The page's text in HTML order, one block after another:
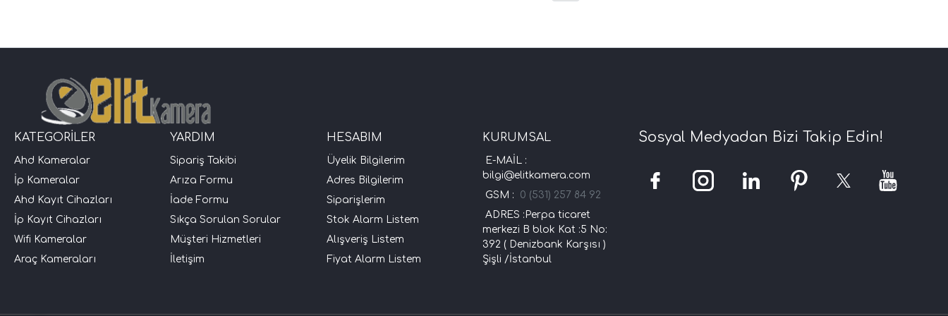
KATEGORİLER
Ahd Kameralar
İp Kameralar
Ahd Kayıt Cihazları
İp Kayıt Cihazları
Wifi Kameralar
Araç Kameraları
YARDIM
Sipariş Takibi
Arıza Formu
İade Formu
Sıkça Sorulan Sorular
Müşteri Hizmetleri
İletişim
HESABIM
Üyelik Bilgilerim
Adres Bilgilerim
Siparişlerim
Stok Alarm Listem
Alışveriş Listem
Fiyat Alarm Listem
KURUMSAL
E-MAİL :
bilgi@elitkamera.com
GSM : 0 (531) 257 84 92
ADRES :Perpa ticaret
merkezi B blok Kat :5 No:
392 ( Denizbank Karşısı )
Şişli /İstanbul
Sosyal Medyadan Bizi Takip Edin!